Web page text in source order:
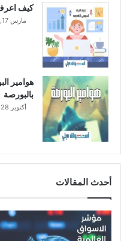
كيف
مارس 17, 2023
هوامير
بالبورصة
أكتوبر 28, 2023
أحدث المقالات